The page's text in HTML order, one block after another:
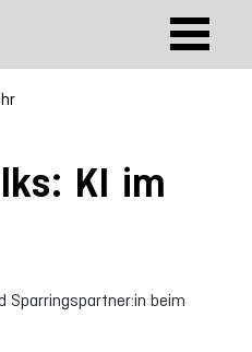
KI im
Sparringspartner:in beim